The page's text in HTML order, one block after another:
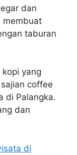
dan
membuat
taburan
yang
coffee
di Palangka.
dan
di